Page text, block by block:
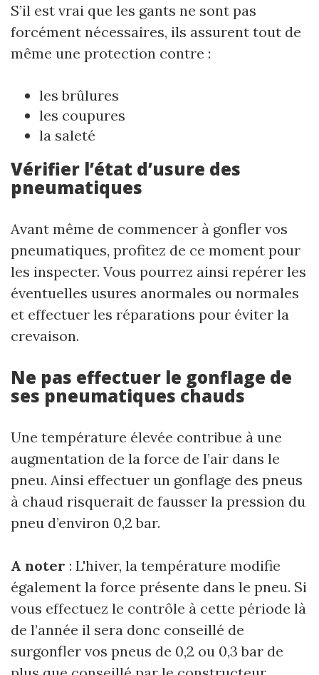
S’il est vrai que les gants ne sont pas
forcément nécessaires, ils assurent tout de
même une protection contre :
les brûlures
les coupures
la saleté
Vérifier l’état d’usure des
pneumatiques
Avant même de commencer à gonfler vos
pneumatiques, profitez de ce moment pour
les inspecter. Vous pourrez ainsi repérer les
éventuelles usures anormales ou normales
et effectuer les réparations pour éviter la
crevaison.
Ne pas effectuer le gonflage de
ses pneumatiques chauds
Une température élevée contribue à une
augmentation de la force de l’air dans le
pneu. Ainsi effectuer un gonflage des pneus
à chaud risquerait de fausser la pression du
pneu d’environ 0,2 bar.
A noter : L'hiver, la température modifie
également la force présente dans le pneu. Si
vous effectuez le contrôle à cette période là
de l’année il sera donc conseillé de
surgonfler vos pneus de 0,2 ou 0,3 bar de